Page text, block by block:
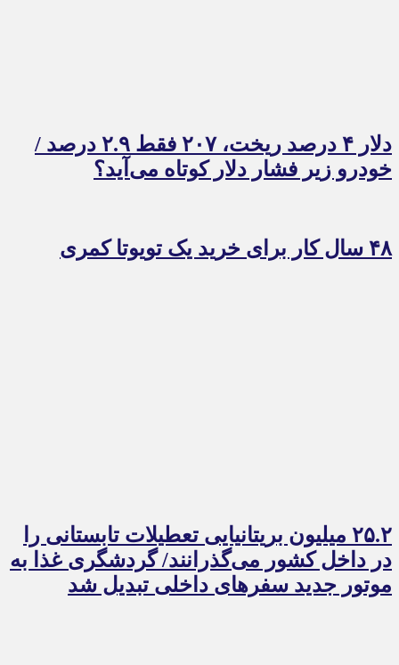
دلار ۴ درصد ریخت، ۲۰۷ فقط ۲.۹ درصد /
خودرو زیر فشار دلار کوتاه می‌آید؟
۴۸ سال کار برای خرید یک تویوتا کمری
۲۵.۲ میلیون بریتانیایی تعطیلات تابستانی را
در داخل کشور می‌گذرانند/ گردشگری غذا به
موتور جدید سفرهای داخلی تبدیل شد